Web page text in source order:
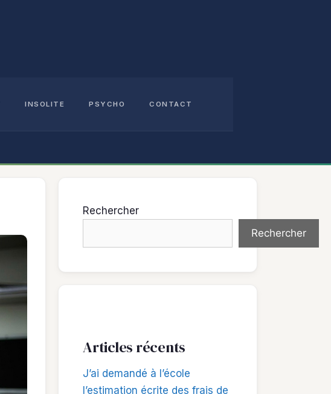
INSOLITE PSYCHO CONTACT
Rechercher
Rechercher
Articles récents
J’ai demandé à l’école
l’estimation écrite des frais de